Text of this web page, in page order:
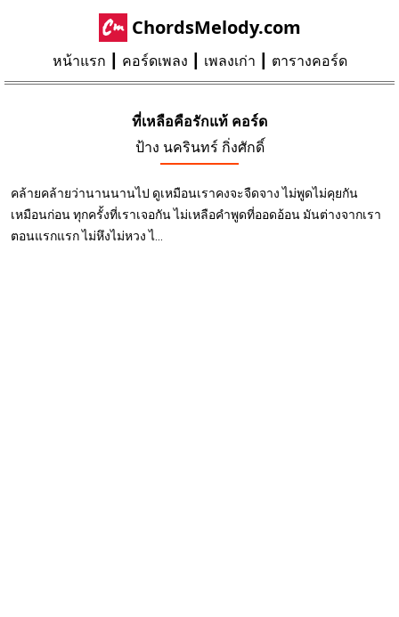
ChordsMelody.com
หน้าแรก คอร์ดเพลง เพลงเก่า ตารางคอร์ด
ที่เหลือคือรักแท้ คอร์ด
ป้าง นครินทร์ กิ่งศักดิ์
คล้ายคล้ายว่านานนานไป ดูเหมือนเราคงจะจืดจาง ไม่พูดไม่คุยกัน
เหมือนก่อน ทุกครั้งที่เราเจอกัน ไม่เหลือคำพูดที่ออดอ้อน มันต่างจากเรา
ตอนแรกแรก ไม่หึงไม่หวง ไ...